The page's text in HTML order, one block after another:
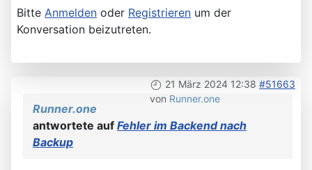
Bitte Anmelden oder Registrieren um der
Konversation beizutreten.
21 März 2024 12:38 #51663
von Runner.one
Runner.one
antwortete auf Fehler im Backend nach
Backup